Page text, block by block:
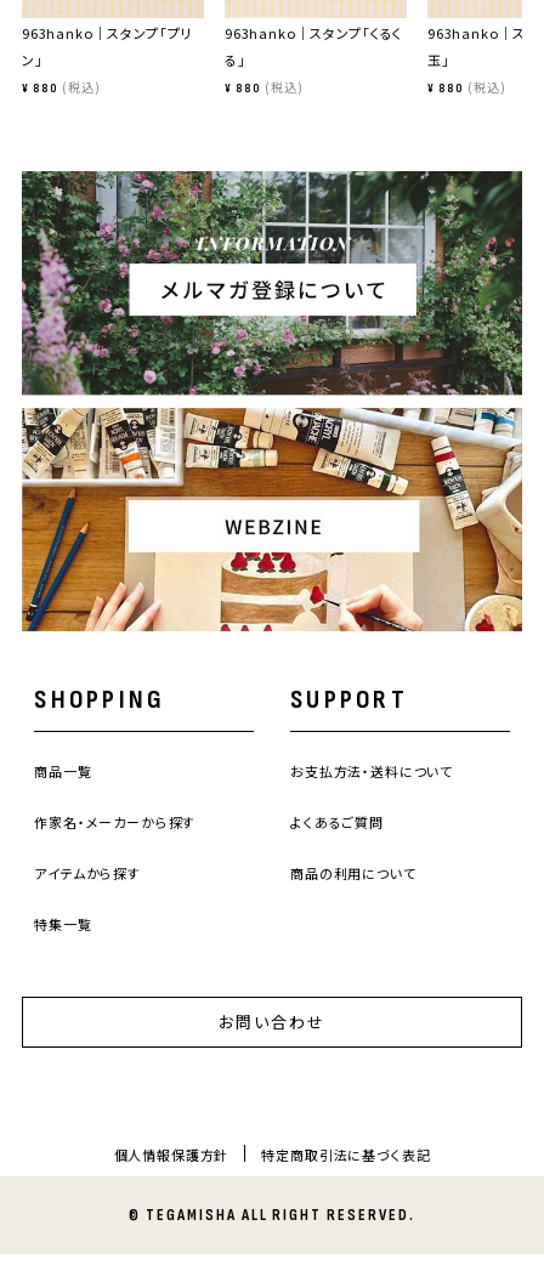
963hanko｜スタンプ「プリ
ン」
¥ 880 税込
963hanko｜スタンプ「くるく
る」
¥ 880 税込
963hanko｜スタ
玉」
¥ 880 税込
SHOPPING
商品一覧
作家名・メーカーから探す
アイテムから探す
特集一覧
SUPPORT
お支払方法・送料について
よくあるご質問
商品の利用について
お問い合わせ
個人情報保護方針 特定商取引法に基づく表記
© TEGAMISHA ALL RIGHT RESERVED.